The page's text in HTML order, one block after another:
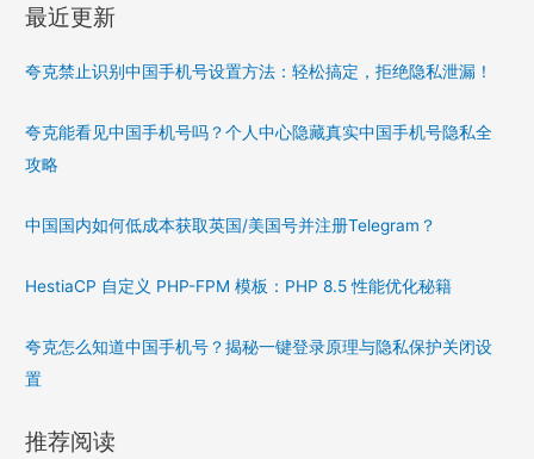
最近更新
夸克禁止识别中国手机号设置方法：轻松搞定，拒绝隐私泄漏！
夸克能看见中国手机号吗？个人中心隐藏真实中国手机号隐私全
攻略
中国国内如何低成本获取英国/美国号并注册Telegram？
HestiaCP 自定义 PHP-FPM 模板：PHP 8.5 性能优化秘籍
夸克怎么知道中国手机号？揭秘一键登录原理与隐私保护关闭设
置
推荐阅读